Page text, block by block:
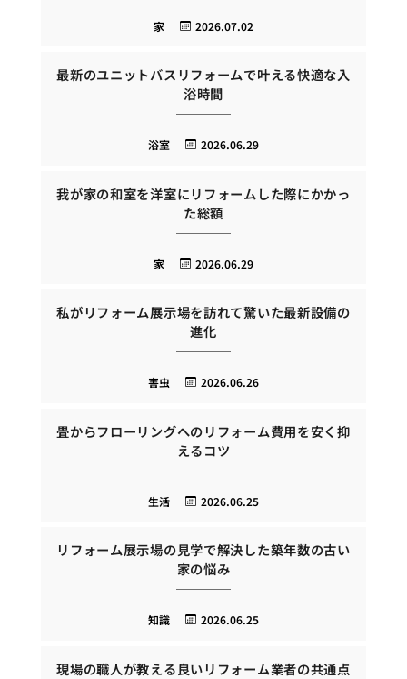
2026.07.02
家
最新のユニットバスリフォームで叶える快適な入
浴時間
2026.06.29
浴室
我が家の和室を洋室にリフォームした際にかかっ
た総額
2026.06.29
家
私がリフォーム展示場を訪れて驚いた最新設備の
進化
2026.06.26
害虫
畳からフローリングへのリフォーム費用を安く抑
えるコツ
2026.06.25
生活
リフォーム展示場の見学で解決した築年数の古い
家の悩み
2026.06.25
知識
現場の職人が教える良いリフォーム業者の共通点